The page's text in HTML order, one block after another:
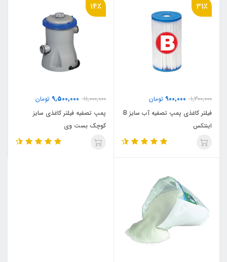
31٪
1,300,000
900,000 تومان
فیلتر کاغذی پمپ تصفیه آب سایز B
اینتکس
14٪
11,000,000
9,500,000 تومان
پمپ تصفیه فیلتر کاغذی سایز
کوچک بست وی